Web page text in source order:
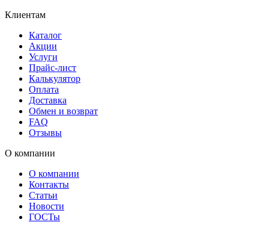
Клиентам
Каталог
Акции
Услуги
Прайс-лист
Калькулятор
Оплата
Доставка
Обмен и возврат
FAQ
Отзывы
О компании
О компании
Контакты
Статьи
Новости
ГОСТы